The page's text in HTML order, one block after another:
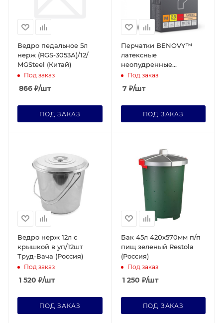
Ведро педальное 5л
нерж (RGS-3053А)/12/
MGSteel (Китай)
Под заказ
866 ₽/шт
ПОД ЗАКАЗ
Перчатки BENOVY™
латексные
неопудренные
особопрочные
удлиненные 13гр. М
(упак25 пар), синий (1шт)
Под заказ
7₽/шт
ПОД ЗАКАЗ
Ведро нерж 12л с
крышкой в уп/12шт
Труд-Вача (Россия)
Под заказ
1 520 ₽/шт
ПОД ЗАКАЗ
Бак 45л 420х570мм п/п
пищ зеленый Restola
(Россия)
Под заказ
1 250 ₽/шт
ПОД ЗАКАЗ